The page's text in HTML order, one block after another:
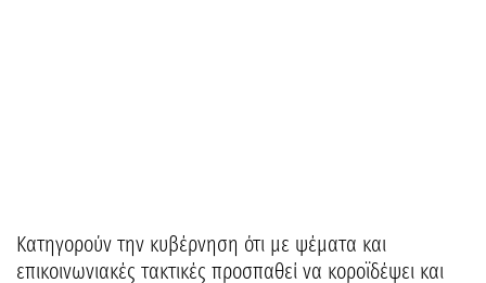
Κατηγορούν την κυβέρνηση ότι με ψέματα και
επικοινωνιακές τακτικές προσπαθεί να κοροϊδέψει και